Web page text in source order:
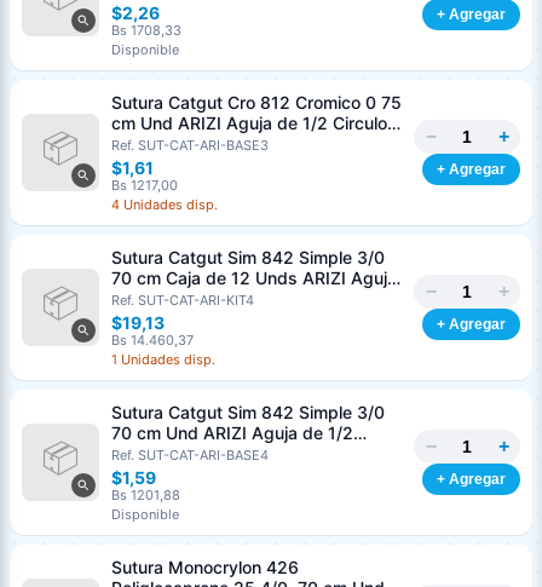
$2,26
Bs 1708,33
Disponible
+ Agregar
Sutura Catgut Cro 812 Cromico 0 75
cm Und ARIZI Aguja de 1/2 Circulo
Punta Conica 37 mm
Ref. SUT-CAT-ARI-BASE3
$1,61
Bs 1217,00
4 Unidades disp.
− +
+ Agregar
Sutura Catgut Sim 842 Simple 3/0
70 cm Caja de 12 Unds ARIZI Aguja
de 1/2 Circulo Punta Conica 36 mm
Ref. SUT-CAT-ARI-KIT4
$19,13
Bs 14.460,37
1 Unidades disp.
− +
+ Agregar
Sutura Catgut Sim 842 Simple 3/0
70 cm Und ARIZI Aguja de 1/2
Circulo Punta Conica 36 mm
Ref. SUT-CAT-ARI-BASE4
$1,59
Bs 1201,88
Disponible
− +
+ Agregar
Sutura Monocrylon 426